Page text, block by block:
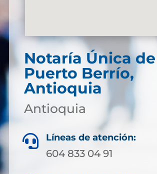
Notaría Única de
Puerto Berrío,
Antioquia
Antioquia
 Líneas de atención:
604 833 04 91